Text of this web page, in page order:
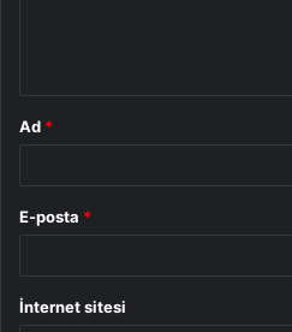
Ad *
E-posta *
İnternet sitesi